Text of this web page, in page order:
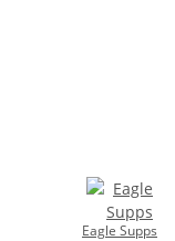
Eagle Supps